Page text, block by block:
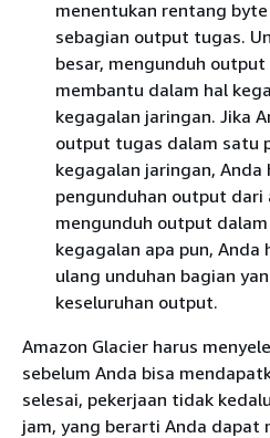
menentukan rentang
sebagian output tugas.
besar, mengunduh
membantu dalam hal
kegagalan jaringan. Jika
output tugas dalam satu
kegagalan jaringan, Anda
pengunduhan output dari
mengunduh output
kegagalan apa pun, Anda
ulang unduhan bagian
keseluruhan output.
Amazon Glacier harus
sebelum Anda bisa
selesai, pekerjaan tidak
jam, yang berarti Anda dapat